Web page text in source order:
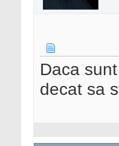
Daca
decat sa